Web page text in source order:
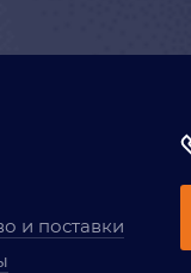
и поставки